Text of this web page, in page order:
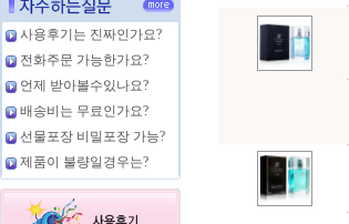
사용후기는 진짜인가요?
전화주문 가능한가요?
언제 받아볼수있나요?
배송비는 무료인가요?
선물포장 비밀포장 가능?
제품이 불량일경우는?